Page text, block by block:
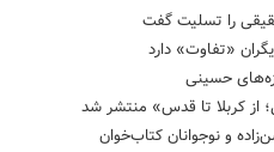
را تسلیت گفت
«تفاوت» دارد
از کربلا تا قدس» منتشر شد
و نوجوانان کتاب‌خوان